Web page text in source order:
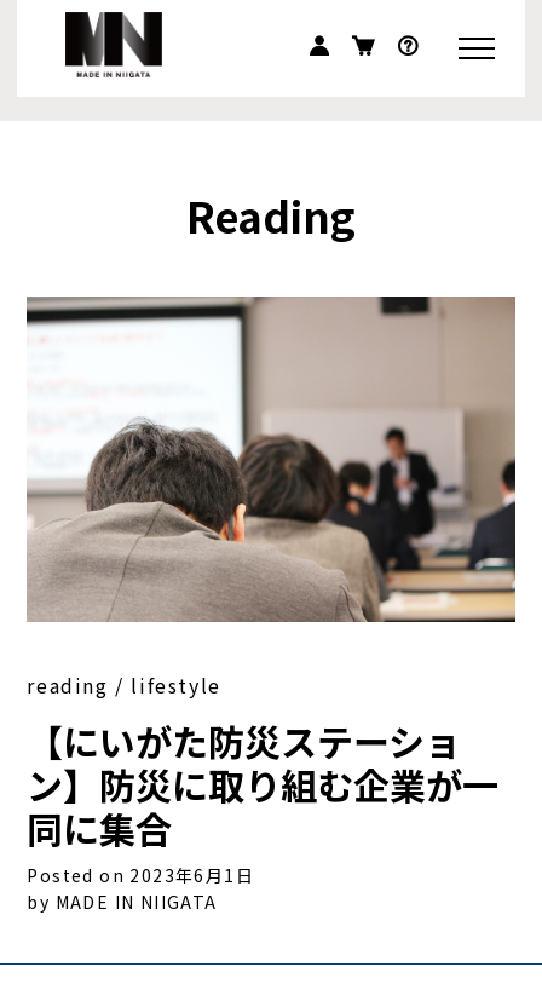
Reading
reading / lifestyle
【にいがた防災ステーショ
ン】防災に取り組む企業が一
同に集合
Posted on 2023年6月1日
by MADE IN NIIGATA